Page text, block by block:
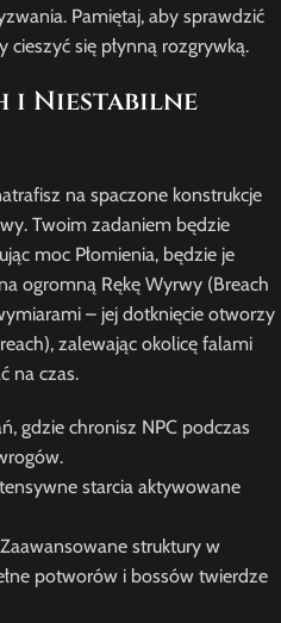
Pamiętaj, aby sprawdzić
cieszyć się płynną rozgrywką.
i Niestabilne
na spaczone konstrukcje
Twoim zadaniem będzie
moc Płomienia, będzie je
ogromną Rękę Wyrwy (Breach
– jej dotknięcie otworzy
zalewając okolicę falami
na czas.
gdzie chronisz NPC podczas
starcia aktywowane
struktury w
potworów i bossów twierdze